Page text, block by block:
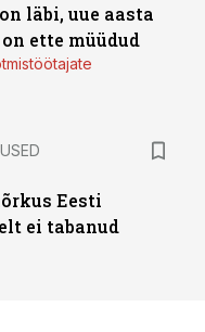
läbi, uue aasta
ette müüdud
Eesti
ei tabanud